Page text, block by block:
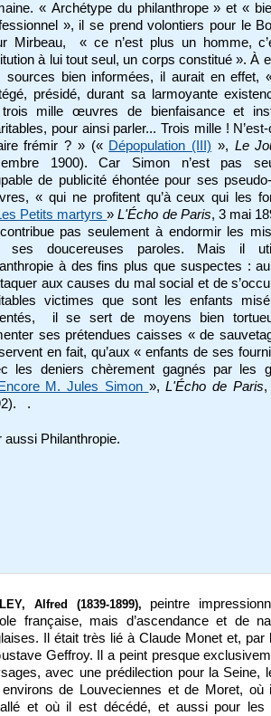
« Archétype du philanthrope » et «
», il se prend volontiers pour le
Mirbeau, « ce n’est plus un homme,
à lui tout seul, un corps constitué ». À
sources bien informées, il aurait en effet,
présidé, durant sa larmoyante
mille œuvres de bienfaisance et
pour ainsi parler... Trois mille !
frémir ? » (« Dépopulation (III) », Le
1900). Car Simon n’est pas
de publicité éhontée pour ses
« qui ne profitent qu’à ceux qui les
Petits martyrs»L'Écho de Paris, 3 mai
pas seulement à endormir les
ses doucereuses paroles. Mais il
à des fins plus que suspectes :
aux causes du mal social et de
victimes que sont les enfants
il se sert de moyens bien
ses prétendues caisses « de
en fait, qu’aux « enfants de ses
les deniers chèrement gagnés par les
Encore M. Jules Simon »,L'Écho de Paris,
.
aussi Philanthropie.
Alfred (1839-1899),
peintre
française, mais d’ascendance et de
Il était très lié à Claude Monet et, par
Geffroy. Il a peint presque
avec une prédilection pour la Seine,
environs de Louveciennes et de Moret, où
et où il est décédé, et aussi pour les